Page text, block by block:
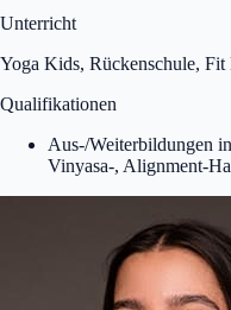
Unterricht
Yoga Kids, Rückenschule, Fit
Qualifikationen
Aus-/Weiterbildungen
Vinyasa-, Alignment-